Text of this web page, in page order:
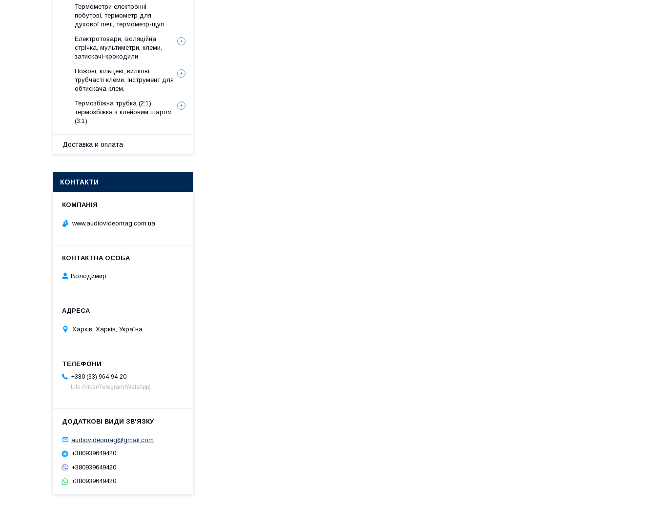
Термометри електронні
побутові, термометр для
духової печі, термометр-щуп
Електротовари, ізоляційна
стрічка, мультиметри, клеми,
затискачі-крокодили
Ножові, кільцеві, вилкові,
трубчасті клеми. Інструмент для
обтискача клем.
Термозбіжна трубка (2:1),
термозбіжка з клейовим шаром
(3:1)
Доставка и оплата
КОНТАКТИ
www.audiovideomag.com.ua
Володимир
Харків, Харків, Україна
+380 (93) 964-94-20
Life (Viber/Telegram/WatsApp)
audiovideomag@gmail.com
+380939649420
+380939649420
+380939649420